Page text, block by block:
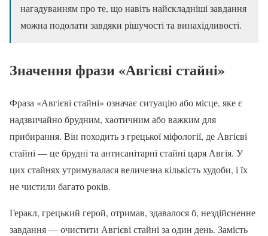
нагадуванням про те, що навіть найскладніші завдання
можна подолати завдяки рішучості та винахідливості.
Значення фрази «Авгієві стайні»
Фраза «Авгієві стайні» означає ситуацію або місце, яке є
надзвичайно брудним, хаотичним або важким для
прибирання. Він походить з грецької міфології, де Авгієві
стайні — це брудні та антисанітарні стайні царя Авгія. У
цих стайнях утримувалася величезна кількість худоби, і їх
не чистили багато років.
Геракл, грецький герой, отримав, здавалося б, нездійсненне
завдання — очистити Авгієві стайні за один день. Замість